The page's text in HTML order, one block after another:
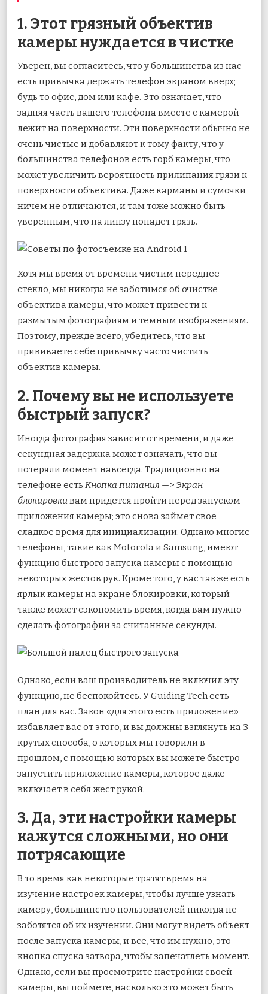
1. Этот грязный объектив
камеры нуждается в чистке
Уверен, вы согласитесь, что у большинства из нас
есть привычка держать телефон экраном вверх;
будь то офис, дом или кафе. Это означает, что
задняя часть вашего телефона вместе с камерой
лежит на поверхности. Эти поверхности обычно не
очень чистые и добавляют к тому факту, что у
большинства телефонов есть горб камеры, что
может увеличить вероятность прилипания грязи к
поверхности объектива. Даже карманы и сумочки
ничем не отличаются, и там тоже можно быть
уверенным, что на линзу попадет грязь.
Хотя мы время от времени чистим переднее
стекло, мы никогда не заботимся об очистке
объектива камеры, что может привести к
размытым фотографиям и темным изображениям.
Поэтому, прежде всего, убедитесь, что вы
прививаете себе привычку часто чистить
объектив камеры.
2. Почему вы не используете
быстрый запуск?
Иногда фотография зависит от времени, и даже
секундная задержка может означать, что вы
потеряли момент навсегда. Традиционно на
телефоне есть Кнопка питания —>Экран
блокировки вам придется пройти перед запуском
приложения камеры; это снова займет свое
сладкое время для инициализации. Однако многие
телефоны, такие как Motorola и Samsung, имеют
функцию быстрого запуска камеры с помощью
некоторых жестов рук. Кроме того, у вас также есть
ярлык камеры на экране блокировки, который
также может сэкономить время, когда вам нужно
сделать фотографии за считанные секунды.
Однако, если ваш производитель не включил эту
функцию, не беспокойтесь. У Guiding Tech есть
план для вас. Закон «для этого есть приложение»
избавляет вас от этого, и вы должны взглянуть на 3
крутых способа, о которых мы говорили в
прошлом, с помощью которых вы можете быстро
запустить приложение камеры, которое даже
включает в себя жест рукой.
3. Да, эти настройки камеры
кажутся сложными, но они
потрясающие
В то время как некоторые тратят время на
изучение настроек камеры, чтобы лучше узнать
камеру, большинство пользователей никогда не
заботятся об их изучении. Они могут видеть объект
после запуска камеры, и все, что им нужно, это
кнопка спуска затвора, чтобы запечатлеть момент.
Однако, если вы просмотрите настройки своей
камеры, вы поймете, насколько это может быть